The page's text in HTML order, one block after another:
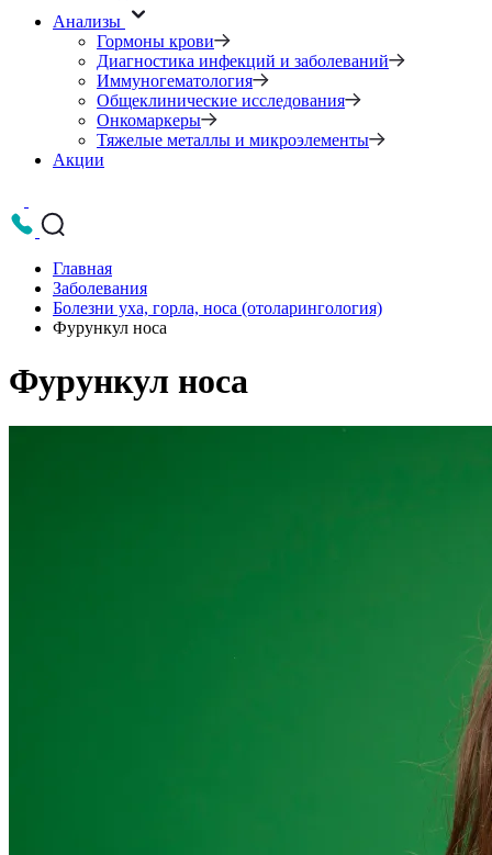
Анализы
Гормоны крови
Диагностика инфекций и заболеваний
Иммуногематология
Общеклинические исследования
Онкомаркеры
Тяжелые металлы и микроэлементы
Акции
Главная
Заболевания
Болезни уха, горла, носа (отоларингология)
Фурункул носа
Фурункул носа